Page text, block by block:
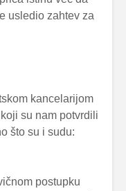
usledio zahtev za
kancelarijom
su nam potvrdili
što su i sudu:
postupku